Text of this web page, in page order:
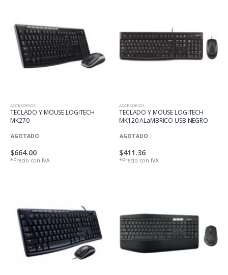
ACCESORIOS
TECLADO Y MOUSE LOGITECH
MK270
AGOTADO
$664.00
*Precio con IVA
ACCESORIOS
TECLADO Y MOUSE LOGITECH
MK120 ALaMBRICO USB NEGRO
AGOTADO
$411.36
*Precio con IVA